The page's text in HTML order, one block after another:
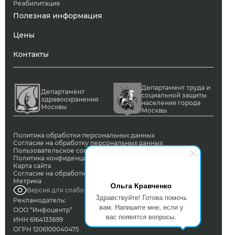
Ольга Кравченко
Здравствуйте! Готова помочь
вам. Напишите мне, если у
вас появятся вопросы.
Реабилитация
Полезная информация
Цены
Контакты
Департамент
здравоохранения
Москвы
Департамент труда и
социальной защиты
населения города
Москвы
Политика обработки персональных данных
Согласие на обработку персональных данных
Пользовательское соглашение
Политика конфиденциальности
Карта сайта
Согласие на обработку ПД с помощью сервиса Яндекс
Метрика
Версия для слабовидящих
Рекламодатель:
ООО “Инфоцентр”
ИНН 6164133699
ОГРН 1206100040475